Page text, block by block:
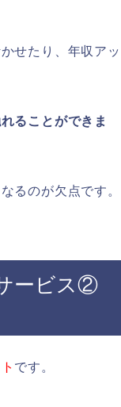
せたり、年収アッ
ることができま
るのが欠点です。
ービス②
です。